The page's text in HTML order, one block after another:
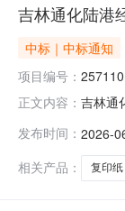
吉林通化陆港
中标｜中标通知
项目编号：
正文内容： 吉林通
（元）
发布时间： 2026-
相关产品：
复印纸